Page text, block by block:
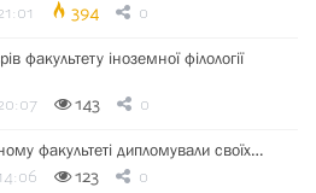
394 0
факультету іноземної філології
143 0
факультеті дипломували своїх…
123 0